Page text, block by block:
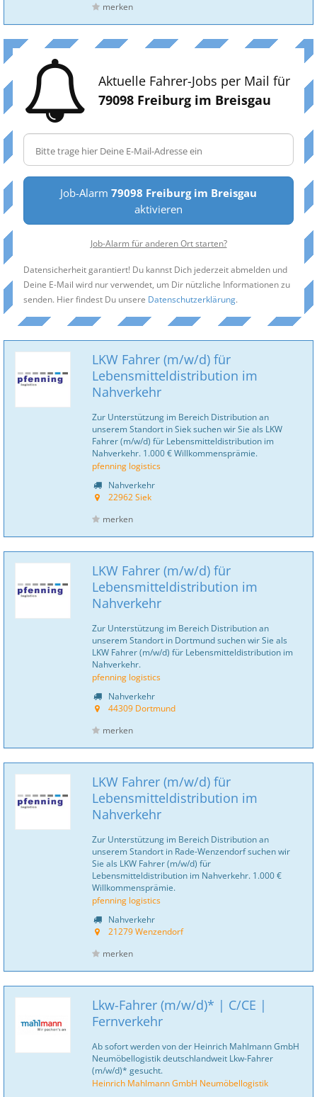
merken
Aktuelle Fahrer-Jobs per Mail für
79098 Freiburg im Breisgau
Job-Alarm 79098 Freiburg im Breisgau
aktivieren
Job-Alarm für anderen Ort starten?
Datensicherheit garantiert! Du kannst Dich jederzeit abmelden und
Deine E-Mail wird nur verwendet, um Dir nützliche Informationen zu
senden. Hier findest Du unsere Datenschutzerklärung.
LKW Fahrer (m/w/d) für
Lebensmitteldistribution im
Nahverkehr
Zur Unterstützung im Bereich Distribution an
unserem Standort in Siek suchen wir Sie als LKW
Fahrer (m/w/d) für Lebensmitteldistribution im
Nahverkehr. 1.000 € Willkommensprämie.
pfenning logistics
Nahverkehr
22962 Siek
merken
LKW Fahrer (m/w/d) für
Lebensmitteldistribution im
Nahverkehr
Zur Unterstützung im Bereich Distribution an
unserem Standort in Dortmund suchen wir Sie als
LKW Fahrer (m/w/d) für Lebensmitteldistribution im
Nahverkehr.
pfenning logistics
Nahverkehr
44309 Dortmund
merken
LKW Fahrer (m/w/d) für
Lebensmitteldistribution im
Nahverkehr
Zur Unterstützung im Bereich Distribution an
unserem Standort in Rade-Wenzendorf suchen wir
Sie als LKW Fahrer (m/w/d) für
Lebensmitteldistribution im Nahverkehr. 1.000 €
Willkommensprämie.
pfenning logistics
Nahverkehr
21279 Wenzendorf
merken
Lkw-Fahrer (m/w/d)* | C/CE |
Fernverkehr
Ab sofort werden von der Heinrich Mahlmann GmbH
Neumöbellogistik deutschlandweit Lkw-Fahrer
(m/w/d)* gesucht.
Heinrich Mahlmann GmbH Neumöbellogistik